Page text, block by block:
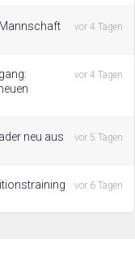
vor 4 Tagen
vor 4 Tagen
neu aus
vor 5 Tagen
vor 6 Tagen